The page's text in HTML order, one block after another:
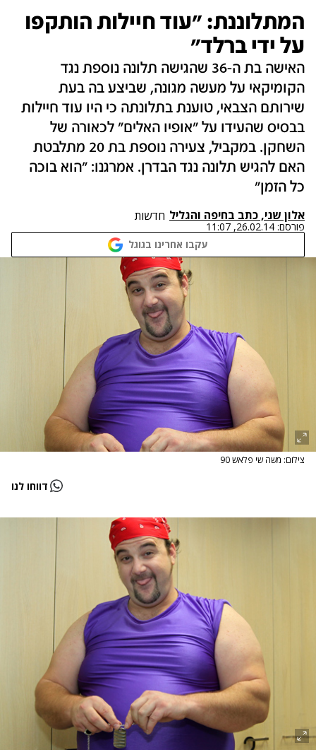
המתלוננת: "עוד חיילות הותקפו
על ידי ברלד"
האישה בת ה-36 שהגישה תלונה נוספת נגד
הקומיקאי על מעשה מגונה, שביצע בה בעת
שירותם הצבאי, טוענת בתלונתה כי היו עוד חיילות
בבסיס שהעידו על "אופיו האלים" לכאורה של
השחקן. במקביל, צעירה נוספת בת 20 מתלבטת
האם להגיש תלונה נגד הבדרן. אמרגנו: "הוא בוכה
כל הזמן"
אלון שני, כתב בחיפה והגליל חדשות
פורסם: 26.02.14, 11:07
עקבו אחרינו בגוגל
צילום: משה שי פלאש 90
דווחו לנו